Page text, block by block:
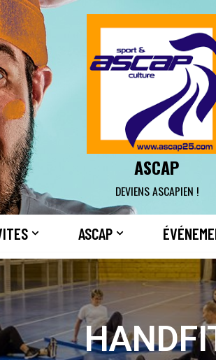
ASCAP
DEVIENS ASCAPIEN !
ASCAP